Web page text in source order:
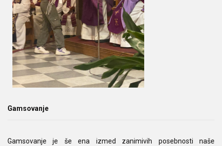
Gamsovanje
Gamsovanje je še ena izmed zanimivih posebnosti naše